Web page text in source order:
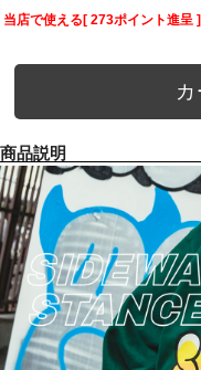
当店で使える[ 273ポイント進呈 ]
カ
商品説明